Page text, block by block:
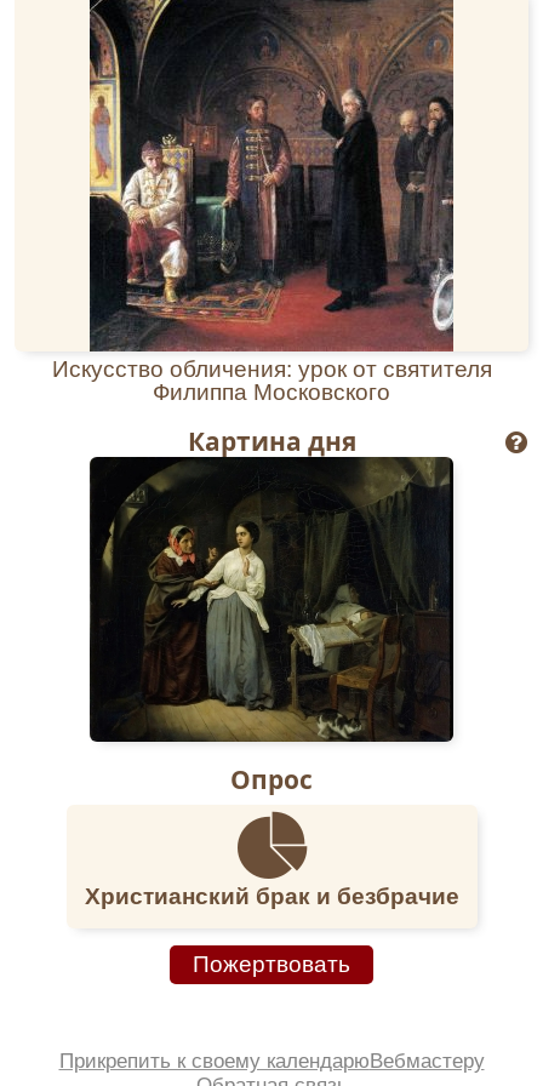
посещения церковным причтом домов
прихожан со святым крестом. По пути по
просьбе жителей совершались остановки и
служились молебны. К Подоклинскому
приходу было приписано 9 часовен: 1
каменная и 8 деревянных. Известна одна из
них, сохранившаяся при шоссейной дороге в
Подоклинье. Она наполовину вошла в землю,
но осталась неповрежденной. Проведение
богослужений в часовнях и попечение об их
благоустройстве также входило в круг забот
Подоклинского батюшки.
Жизнь большого прихода заставляла отца
Александра пребывать в непрестанной
священнослужитель своего времени, о.
Александр преподавал Закон Божий в
близлежащих учебных заведениях. Он
законоучительствовал одновременно в
Подоклинской и Бляницкой земских школах.
Кроме того, нес епархиальные послушания –
был членом Правления Порховского
Духовного училища. Во внимание к
пастырским трудам отца Александра
Духовная Консистория 6 мая 1911 г.
наградила его набедренником.
Супруга отца Александра – матушка Нина
Симеоновна Гривская – имела хорошее
образование. Она окончила курс в Институте
Императрицы Марии в С.-Петербурге и
занималась преподавательской
деятельностью, что было в традиции семей
духовенства того времени.
расправы богоборцев с «классовым врагом» –
православным духовенством и
повсеместно. С амвона стало звучать его
Искусство обличения: урок от святителя
Филиппа Московского
Картина дня
Опрос
Христианский брак и безбрачие
Пожертвовать
Прикрепить к своему календарю Вебмастеру